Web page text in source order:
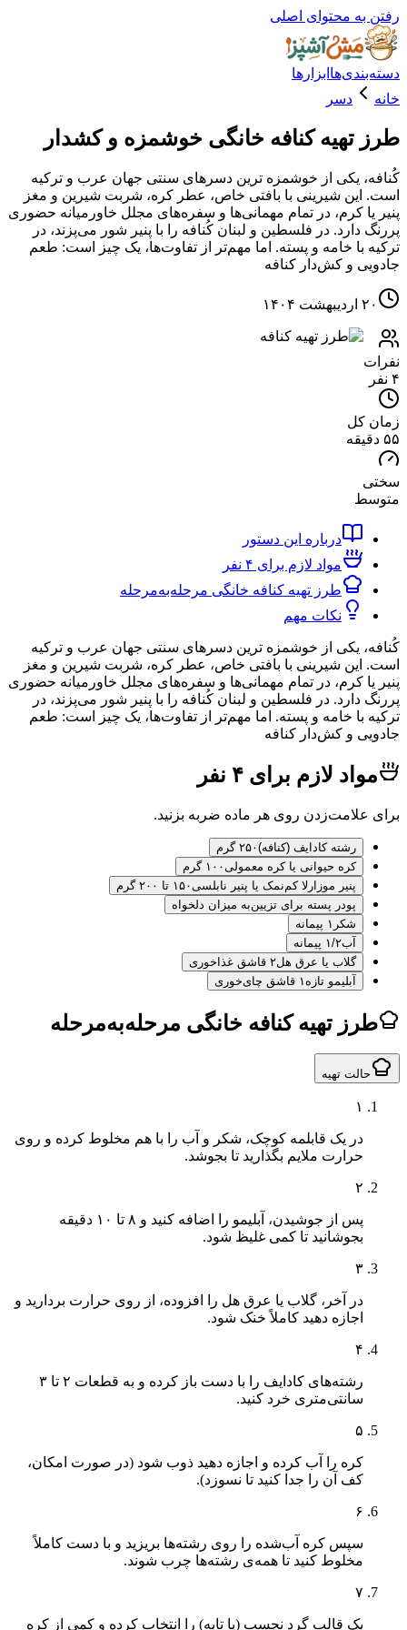
محتوای اصلی
ابزارها
دسر
کنافه خانگی خوشمزه و کشدار
یکی از خوشمزه ترین دسرهای سنتی جهان عرب و ترکیه
شیرینی با بافتی خاص، عطر کره، شربت شیرین و مغز
کرم، در تمام مهمانی‌ها و سفره‌های مجلل خاورمیانه حضوری
در فلسطین و لبنان کُنافه را با پنیر شور می‌پزند، در
خامه و پسته. اما مهم‌تر از تفاوت‌ها، یک چیز است: طعم
و کش‌دار کنافه
درباره این دستور
مواد لازم برای ۴ نفر
طرز تهیه کنافه خانگی مرحله‌به‌مرحله
نکات مهم
یکی از خوشمزه ترین دسرهای سنتی جهان عرب و ترکیه
شیرینی با بافتی خاص، عطر کره، شربت شیرین و مغز
کرم، در تمام مهمانی‌ها و سفره‌های مجلل خاورمیانه حضوری
در فلسطین و لبنان کُنافه را با پنیر شور می‌پزند، در
خامه و پسته. اما مهم‌تر از تفاوت‌ها، یک چیز است: طعم
و کش‌دار کنافه
لازم برای ۴ نفر
روی هر ماده ضربه بزنید.
رشته کادایف (کنافه)۲۵۰ گرم
کره حیوانی یا کره معمولی ۱۰۰ گرم
پنیر موزارلا کم‌نمک یا پنیر نابلسی۱۵۰ تا ۲۰۰ گرم
پودر پسته برای تزیین به میزان دلخواه
شکر۱ پیمانه
۱/۲ پیمانه
گلاب یا عرق هل ۲ قاشق غذاخوری
آبلیمو تازه۱ قاشق چای‌خوری
تهیه کنافه خانگی مرحله‌به‌مرحله
تهیه
در یک قابلمه کوچک، شکر و آب را با هم مخلوط کرده و روی
حرارت ملایم بگذارید تا بجوشد.
پس از جوشیدن، آبلیمو را اضافه کنید و ۸ تا ۱۰ دقیقه
بجوشانید تا کمی غلیظ شود.
در آخر، گلاب یا عرق هل را افزوده، از روی حرارت بردارید و
اجازه دهید کاملاً خنک شود.
رشته‌های کادایف را با دست باز کرده و به قطعات ۲ تا ۳
سانتی‌متری خرد کنید.
کره را آب کرده و اجازه دهید ذوب شود (در صورت امکان،
کف آن را جدا کنید تا نسوزد).
سپس کره آب‌شده را روی رشته‌ها بریزید و با دست کاملاً
مخلوط کنید تا همه‌ی رشته‌ها چرب شوند.
یک قالب گرد نچسب (یا تابه) را انتخاب کرده و کمی از کره